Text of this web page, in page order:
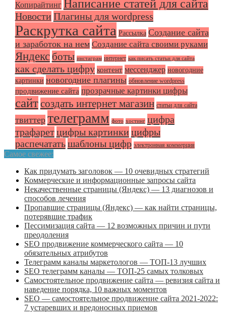
Копирайтинг Написание статей для сайта
Новости Плагины для wordpress
Раскрутка сайта Рассылка Создание сайта
и заработок на нем Создание сайта своими руками
Яндекс боты инстаграм интернет как писать статьи для сайта
как сделать цифру контент мессенджер новогодние
картинки новогодние плагины обновление wordpress
продвижение сайта прозрачные картинки цифры
сайтсоздать интернет магазин статьи для сайта
твиттер телеграмм фото хостинг цифра
трафарет цифры картинки цифры
распечатать шаблоны цифр электронная коммерция
Самое свежее:
Как придумать заголовок — 10 очевидных стратегий
Коммерческие и информационные запросы сайта
Некачественные страницы (Яндекс) — 13 диагнозов и
способов лечения
Пропавшие страницы (Яндекс) — как найти страницы,
потерявшие трафик
Пессимизация сайта — 12 возможных причин и пути
преодоления
SEO продвижение коммерческого сайта — 10
обязательных атрибутов
Телеграмм каналы маркетологов — ТОП-13 лучших
SEO телеграмм каналы — ТОП-25 самых толковых
Самостоятельное продвижение сайта — ревизия сайта и
наведение порядка, 10 важных моментов
SEO — самостоятельное продвижение сайта 2021-2022:
7 устаревших и вредоносных приемов